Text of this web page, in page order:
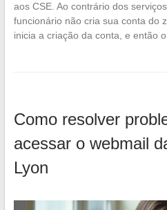
aos CSE. Ao contrário dos
funcionário não cria sua conta do
inicia a criação da conta, e então
Como resolver
acessar o webmail
Lyon